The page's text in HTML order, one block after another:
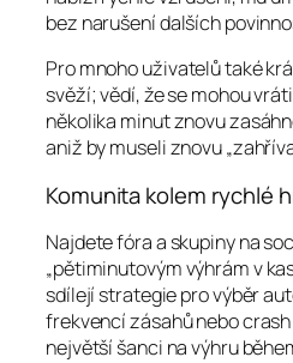
bez narušení dalších
Pro mnoho uživatelů také
svěží; vědí, že se mohou
několika minut znovu
aniž by museli znovu
Komunita kolem rychlé
Najdete fóra a skupiny na
„pětiminutovým výhrám v
sdílejí strategie pro výběr
frekvencí zásahů nebo
největší šanci na výhru